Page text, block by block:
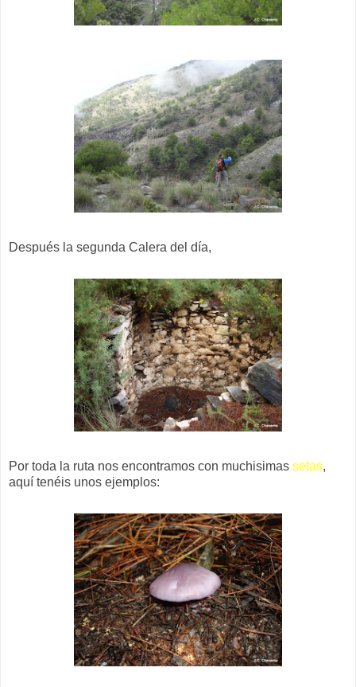
Después la segunda Calera del día,
Por toda la ruta nos encontramos con muchisimas setas,
aquí tenéis unos ejemplos: